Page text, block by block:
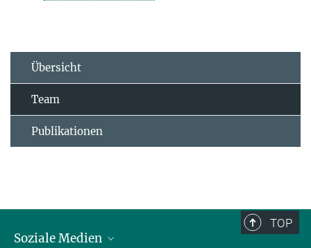
Übersicht
Team
Publikationen
TOP
Soziale Medien